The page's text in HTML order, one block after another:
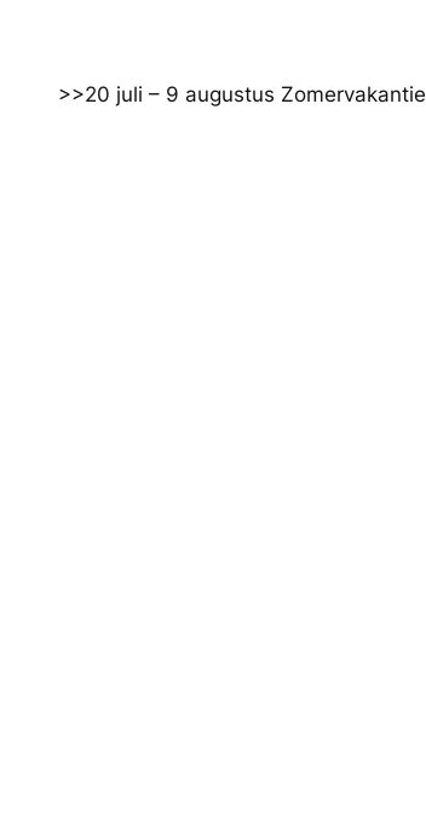
>>20 juli – 9 augustus Zomervakantie